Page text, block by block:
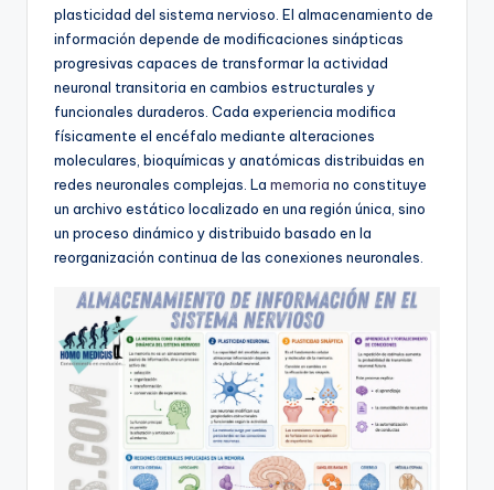
plasticidad del sistema nervioso. El almacenamiento de
información depende de modificaciones sinápticas
progresivas capaces de transformar la actividad
neuronal transitoria en cambios estructurales y
funcionales duraderos. Cada experiencia modifica
físicamente el encéfalo mediante alteraciones
moleculares, bioquímicas y anatómicas distribuidas en
redes neuronales complejas. La memoria no constituye
un archivo estático localizado en una región única, sino
un proceso dinámico y distribuido basado en la
reorganización continua de las conexiones neuronales.